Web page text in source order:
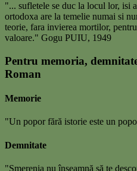
"... sufletele se duc la locul lor, isi
ortodoxa are la temelie numai si
teorie, fara invierea mortilor,
valoare." Gogu PUIU, 1949
Pentru memoria,
Roman
Memorie
"Un popor fără istorie este un
Demnitate
"Smerenia nu înseamnă să te